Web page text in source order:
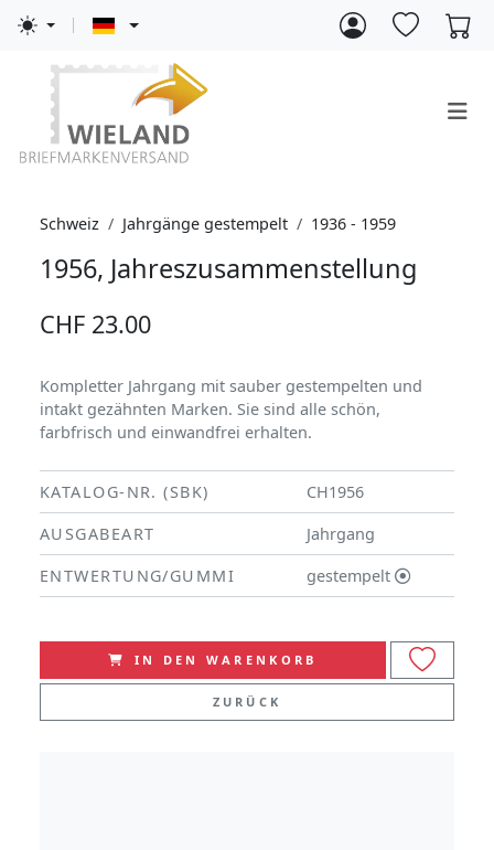
Schweiz Jahrgänge gestempelt 1936 - 1959
1956, Jahreszusammenstellung
CHF 23.00
Kompletter Jahrgang mit sauber gestempelten und
intakt gezähnten Marken. Sie sind alle schön,
farbfrisch und einwandfrei erhalten.
KATALOG-NR. (SBK)
CH1956
AUSGABEART
Jahrgang
ENTWERTUNG/GUMMI
gestempelt
IN DEN WARENKORB
ZURÜCK